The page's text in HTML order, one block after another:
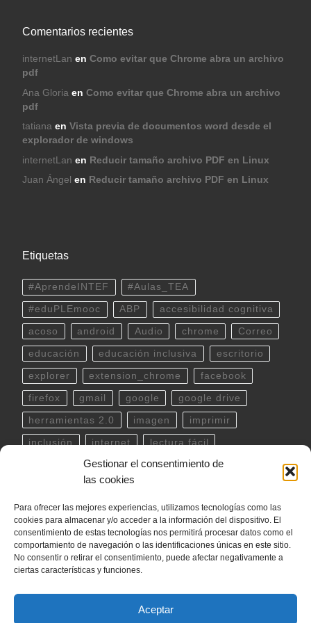
Gestionar el consentimiento de
las cookies
Para ofrecer las mejores experiencias, utilizamos tecnologías como las
cookies para almacenar y/o acceder a la información del dispositivo. El
consentimiento de estas tecnologías nos permitirá procesar datos como el
comportamiento de navegación o las identificaciones únicas en este sitio.
No consentir o retirar el consentimiento, puede afectar negativamente a
ciertas características y funciones.
Aceptar
Comentarios recientes
internetLan en Como evitar que Chrome abra un archivo
pdf
Ana Gloria en Como evitar que Chrome abra un archivo
pdf
tatianaen Vista previa de documentos word desde el
explorador de windows
internetLan en Reducir tamaño archivo PDF en Linux
Juan Ángel en Reducir tamaño archivo PDF en Linux
Etiquetas
#AprendeINTEF #Aulas_TEA
#eduPLEmooc ABP accesibilidad cognitiva
acoso android Audio chrome Correo
educación educación inclusiva escritorio
explorer extension_chrome facebook
firefox gmail google google drive
herramientas 2.0 imagen imprimir
inclusión internet lectura fácil
linux musica outlook
powerpoint scratch
teclado Telegram terminal twitter
ubuntu video WhatsApp windows
YouTube